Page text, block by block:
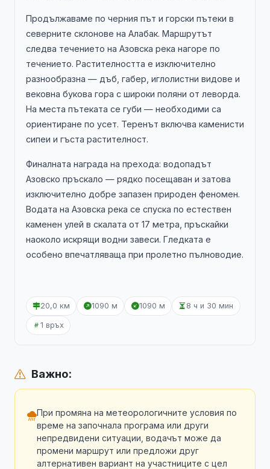
Продължаваме по черния път и горски пътеки в
северните склонове на Алабак. Маршрутът
следва течението на Азовска река нагоре по
течението. Растителността е изключително
разнообразна — дъб, габер, иглолистни видове и
вековна букова гора с широки поляни от леворда.
На места пътеката се губи — необходими са
ориентиране по усет. Теренът включва каменисти
сипеи и гъста растителност.
Финалната награда на прехода: водопадът
Азовско пръскало — рядко посещаван и затова
изключително добре запазен природен феномен.
Водата на Азовска река се спуска по естествен
каменен улей в скалата от 17 метра, пръскайки
наоколо искрящи водни завеси. Гледката е
особено впечатляваща при пролетно пълноводие.
20,0 км 1090 м 1090 м 8 ч и 30 мин
1 връх
Важно:
При промяна на метеорологичните условия по
време на започнала програма или други
непредвидени ситуации, водачът може да
промени маршрут или предложи друг
алтернативен вариант на участниците с цел